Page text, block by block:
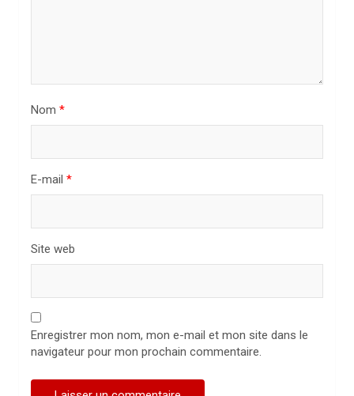
Nom *
E-mail *
Site web
Enregistrer mon nom, mon e-mail et mon site dans le
navigateur pour mon prochain commentaire.